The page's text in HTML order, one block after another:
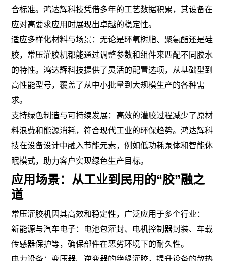
合标准。鸿达辉科技凭借多年的工艺数据积累，其设备在
应对高要求应用时展现出卓越的稳定性。
适应多样化材料与场景：无论是环氧树脂、聚氨酯还是硅
胶，常压灌胶机都能通过调整参数和组件来匹配不同胶水
的特性。鸿达辉科技提供了灵活的配置选项，从基础型到
高性能型号，覆盖了从中小批量到大规模生产的各种需
求。
支持绿色制造与可持续发展：高效的灌胶过程减少了原材
料浪费和能源消耗，符合现代工业的环保趋势。鸿达辉科
技在设备设计中融入节能元素，例如低功耗泵体和智能休
眠模式，助力客户实现绿色生产目标。
应用场景：从工业到民用的“胶”融之
道
常压灌胶机因其高效和稳定性，广泛应用于多个行业：
新能源与汽车电子：电池包灌封、电机控制器封装、车载
传感器保护等，确保部件在恶劣环境下的耐久性。
电力设备：变压器、逆变器的绝缘灌胶，提升设备的散热